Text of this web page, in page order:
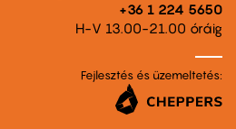
+36 1 224 5650
H-V 13.00-21.00 óráig
Fejlesztés és üzemeltetés: